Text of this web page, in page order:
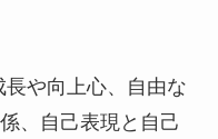
や向上心、自由な
、自己表現と自己